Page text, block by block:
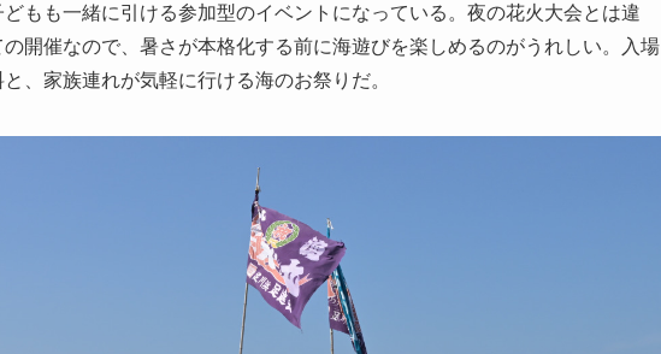
どもも一緒に引ける参加型のイベントになっている。夜の花火大会とは違
開催なので、暑さが本格化する前に海遊びを楽しめるのがうれしい。入場
、家族連れが気軽に行ける海のお祭りだ。